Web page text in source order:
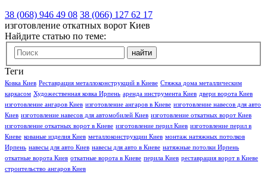
38 (068) 946 49 08 38 (066) 127 62 17
изготовление откатных ворот Киев
Найдите статью по теме:
Теги
Ковка Киев Реставрация металлоконструкций в Киеве Стяжка дома металлическим
каркасом Художественная ковка Ирпень аренда инструмента Киев двери ворота Киев
изготовление ангаров Киев изготовление ангаров в Киеве изготовление навесов для авто
Киев изготовление навесов для автомобилей Киев изготовление откатных ворот Киев
изготовление откатных ворот в Киеве изготовление перил Киев изготовление перил в
Киеве кованые изделия Киев металлоконструкции Киев монтаж натяжных потолков
Ирпень навесы для авто Киев навесы для авто в Киеве натяжные потолки Ирпень
откатные ворота Киев откатные ворота в Киеве перила Киев реставрация ворот в Киеве
строительство ангаров Киев